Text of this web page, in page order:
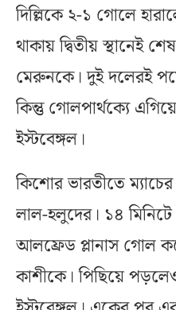
দিল্লিকে ২-১ গোলে
থাকায় দ্বিতীয় স্থানেই
মেরুনকে। দুই দলেরই
কিন্তু গোলপার্থক্যে
ইস্টবেঙ্গল।
কিশোর ভারতীতে
লাল-হলুদের। ১৪
আলফ্রেড প্লানাস গোল
কাশীকে। পিছিয়ে